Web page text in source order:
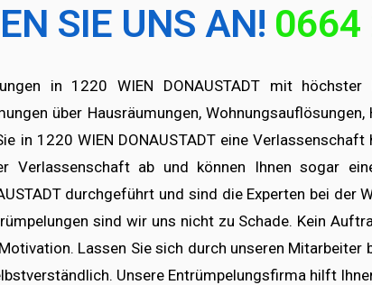
SIE UNS AN! 0664
in 1220 WIEN DONAUSTADT mit
über Hausräumungen,
in 1220 WIEN DONAUSTADT eine
Verlassenschaft ab und können Ihnen sogar
durchgeführt und sind die Experten bei der
sind wir uns nicht zu Schade. Kein
Lassen Sie sich durch unseren
Unsere Entrümpelungsfirma hilft